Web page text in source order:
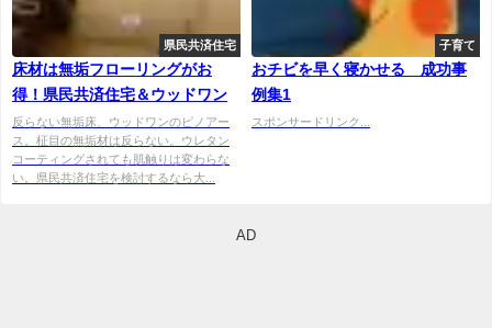
県民共済住宅
床材は無垢フローリングがお
得！県民共済住宅＆ウッドワン
反らない無垢床、ウッドワンのピノアー
ス。柾目の無垢材は反らない。ウレタン
コーティングされても肌触りは変わらな
い。県民共済住宅を検討するなら大...
子育て
おチビを早く寝かせる 成功事
例集1
スポンサードリンク...
AD